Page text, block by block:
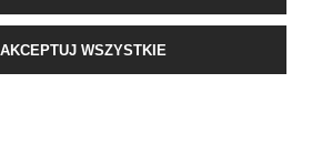
Dolna, woj. małopolskie | e-mail:
| telefon:507 086 377
WSZYSTKIE